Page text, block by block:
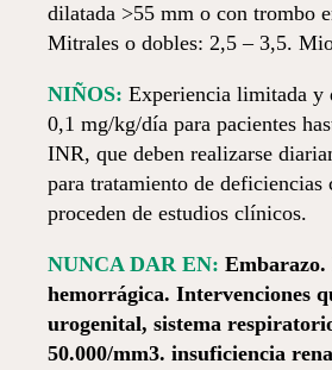
dilatada >55 mm o con trombo
Mitrales o dobles: 2,5 – 3,5.
NIÑOS: Experiencia limitada y
0,1 mg/kg/día para pacientes
INR, que deben realizarse
para tratamiento de deficiencias
proceden de estudios clínicos.
NUNCA DAR EN: Embarazo.
hemorrágica. Intervenciones
urogenital, sistema
50.000/mm3. insuficiencia